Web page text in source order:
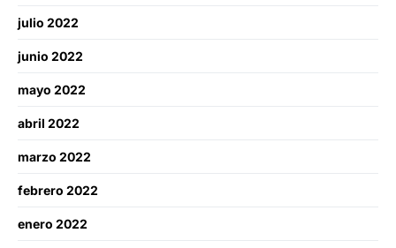
julio 2022
junio 2022
mayo 2022
abril 2022
marzo 2022
febrero 2022
enero 2022